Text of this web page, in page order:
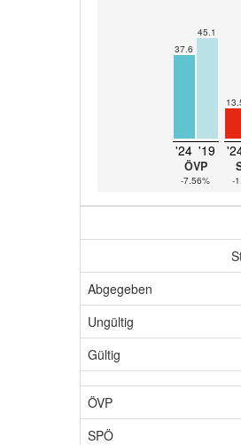
37.6
45.1
'24 '19
ÖVP
-7.56% -
Abgegeben
Ungültig
Gültig
ÖVP
SPÖ